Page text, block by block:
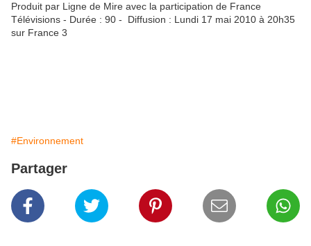
Produit par Ligne de Mire avec la participation de France
Télévisions - Durée : 90 - Diffusion : Lundi 17 mai 2010 à 20h35
sur France 3
#Environnement
Partager